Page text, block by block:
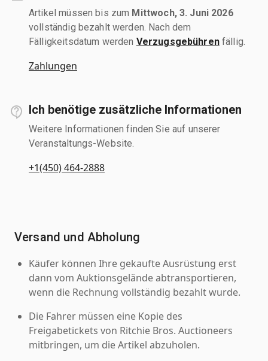
Artikel müssen bis zum Mittwoch, 3. Juni 2026
vollständig bezahlt werden. Nach dem
Fälligkeitsdatum werden Verzugsgebührenfällig.
Zahlungen
Ich benötige zusätzliche Informationen
Weitere Informationen finden Sie auf unserer
Veranstaltungs-Website.
+1(450) 464-2888
Versand und Abholung
Käufer können Ihre gekaufte Ausrüstung erst
dann vom Auktionsgelände abtransportieren,
wenn die Rechnung vollständig bezahlt wurde.
Die Fahrer müssen eine Kopie des
Freigabetickets von Ritchie Bros. Auctioneers
mitbringen, um die Artikel abzuholen.